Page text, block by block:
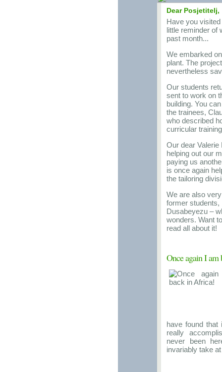
Dear Posjetitelj,
Have you visited
little reminder of
past month...
We embarked
plant. The
nevertheless
Our students
sent to work on
building. You
the trainees,
who described
curricular
Our dear
helping out our
paying us
is once again
the tailoring
We are also
former students,
Dusabeyezu –
wonders. Want
read all about it!
Once again I
have found
really
never been
invariably take